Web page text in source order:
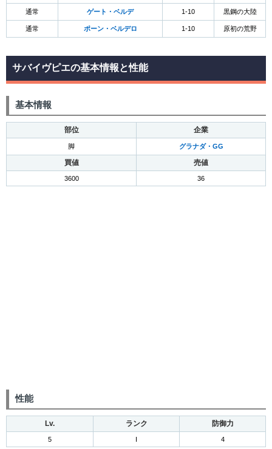
通常 ゲート・ベルデ 1-10 黒鋼の大陸
通常 ポーン・ベルデロ 1-10 原初の荒野
サバイヴピエの基本情報と性能
基本情報
部位 企業
脚 グラナダ・GG
買値 売値
3600 36
性能
Lv. ランク 防御力
5 4